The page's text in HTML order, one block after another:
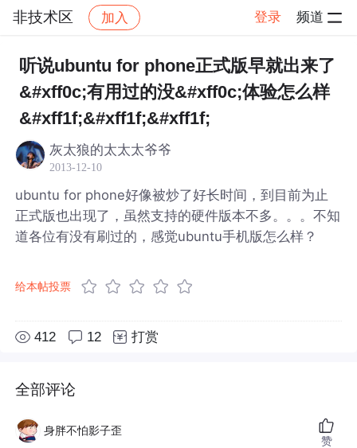
非技术区 加入 登录 频道
社区 非技术区 帖子详情
听说ubuntu for phone正式版早就出来了
&#xff0c;有用过的没&#xff0c;体验怎么样
&#xff1f;&#xff1f;&#xff1f;
灰太狼的太太太爷爷
2013-12-10
ubuntu for phone好像被炒了好长时间，到目前为止
正式版也出现了，虽然支持的硬件版本不多。。。不知
道各位有没有刷过的，感觉ubuntu手机版怎么样？
给本帖投票
412 12 打赏
全部评论
身胖不怕影子歪
赞